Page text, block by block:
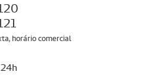
horário comercial